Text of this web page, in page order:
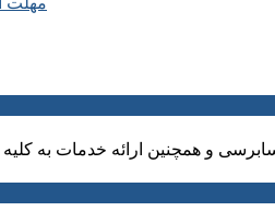
و همچنین ارائه خدمات به